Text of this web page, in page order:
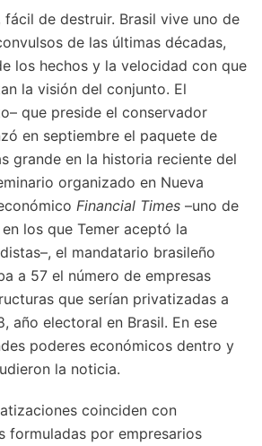
de destruir. Brasil vive uno de
de las últimas décadas,
los hechos y la velocidad con que
la visión del conjunto. El
que preside el conservador
en septiembre el paquete de
grande en la historia reciente del
organizado en Nueva
Financial Times –uno de
los que Temer aceptó la
el mandatario brasileño
a 57 el número de empresas
que serían privatizadas a
año electoral en Brasil. En ese
poderes económicos dentro y
la noticia.
coinciden con
formuladas por empresarios